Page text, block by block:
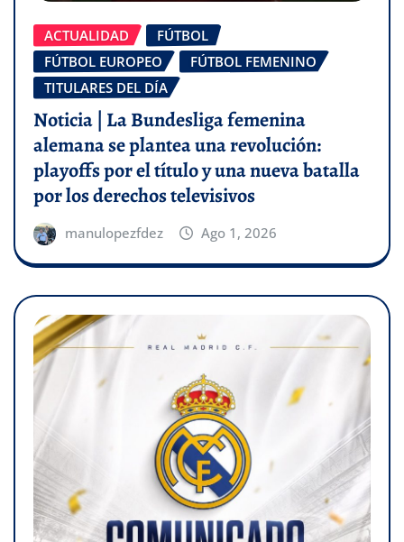
ACTUALIDAD
FÚTBOL
FÚTBOL EUROPEO
FÚTBOL FEMENINO
TITULARES DEL DÍA
Noticia | La Bundesliga femenina
alemana se plantea una revolución:
playoffs por el título y una nueva batalla
por los derechos televisivos
manulopezfdez Ago 1, 2026